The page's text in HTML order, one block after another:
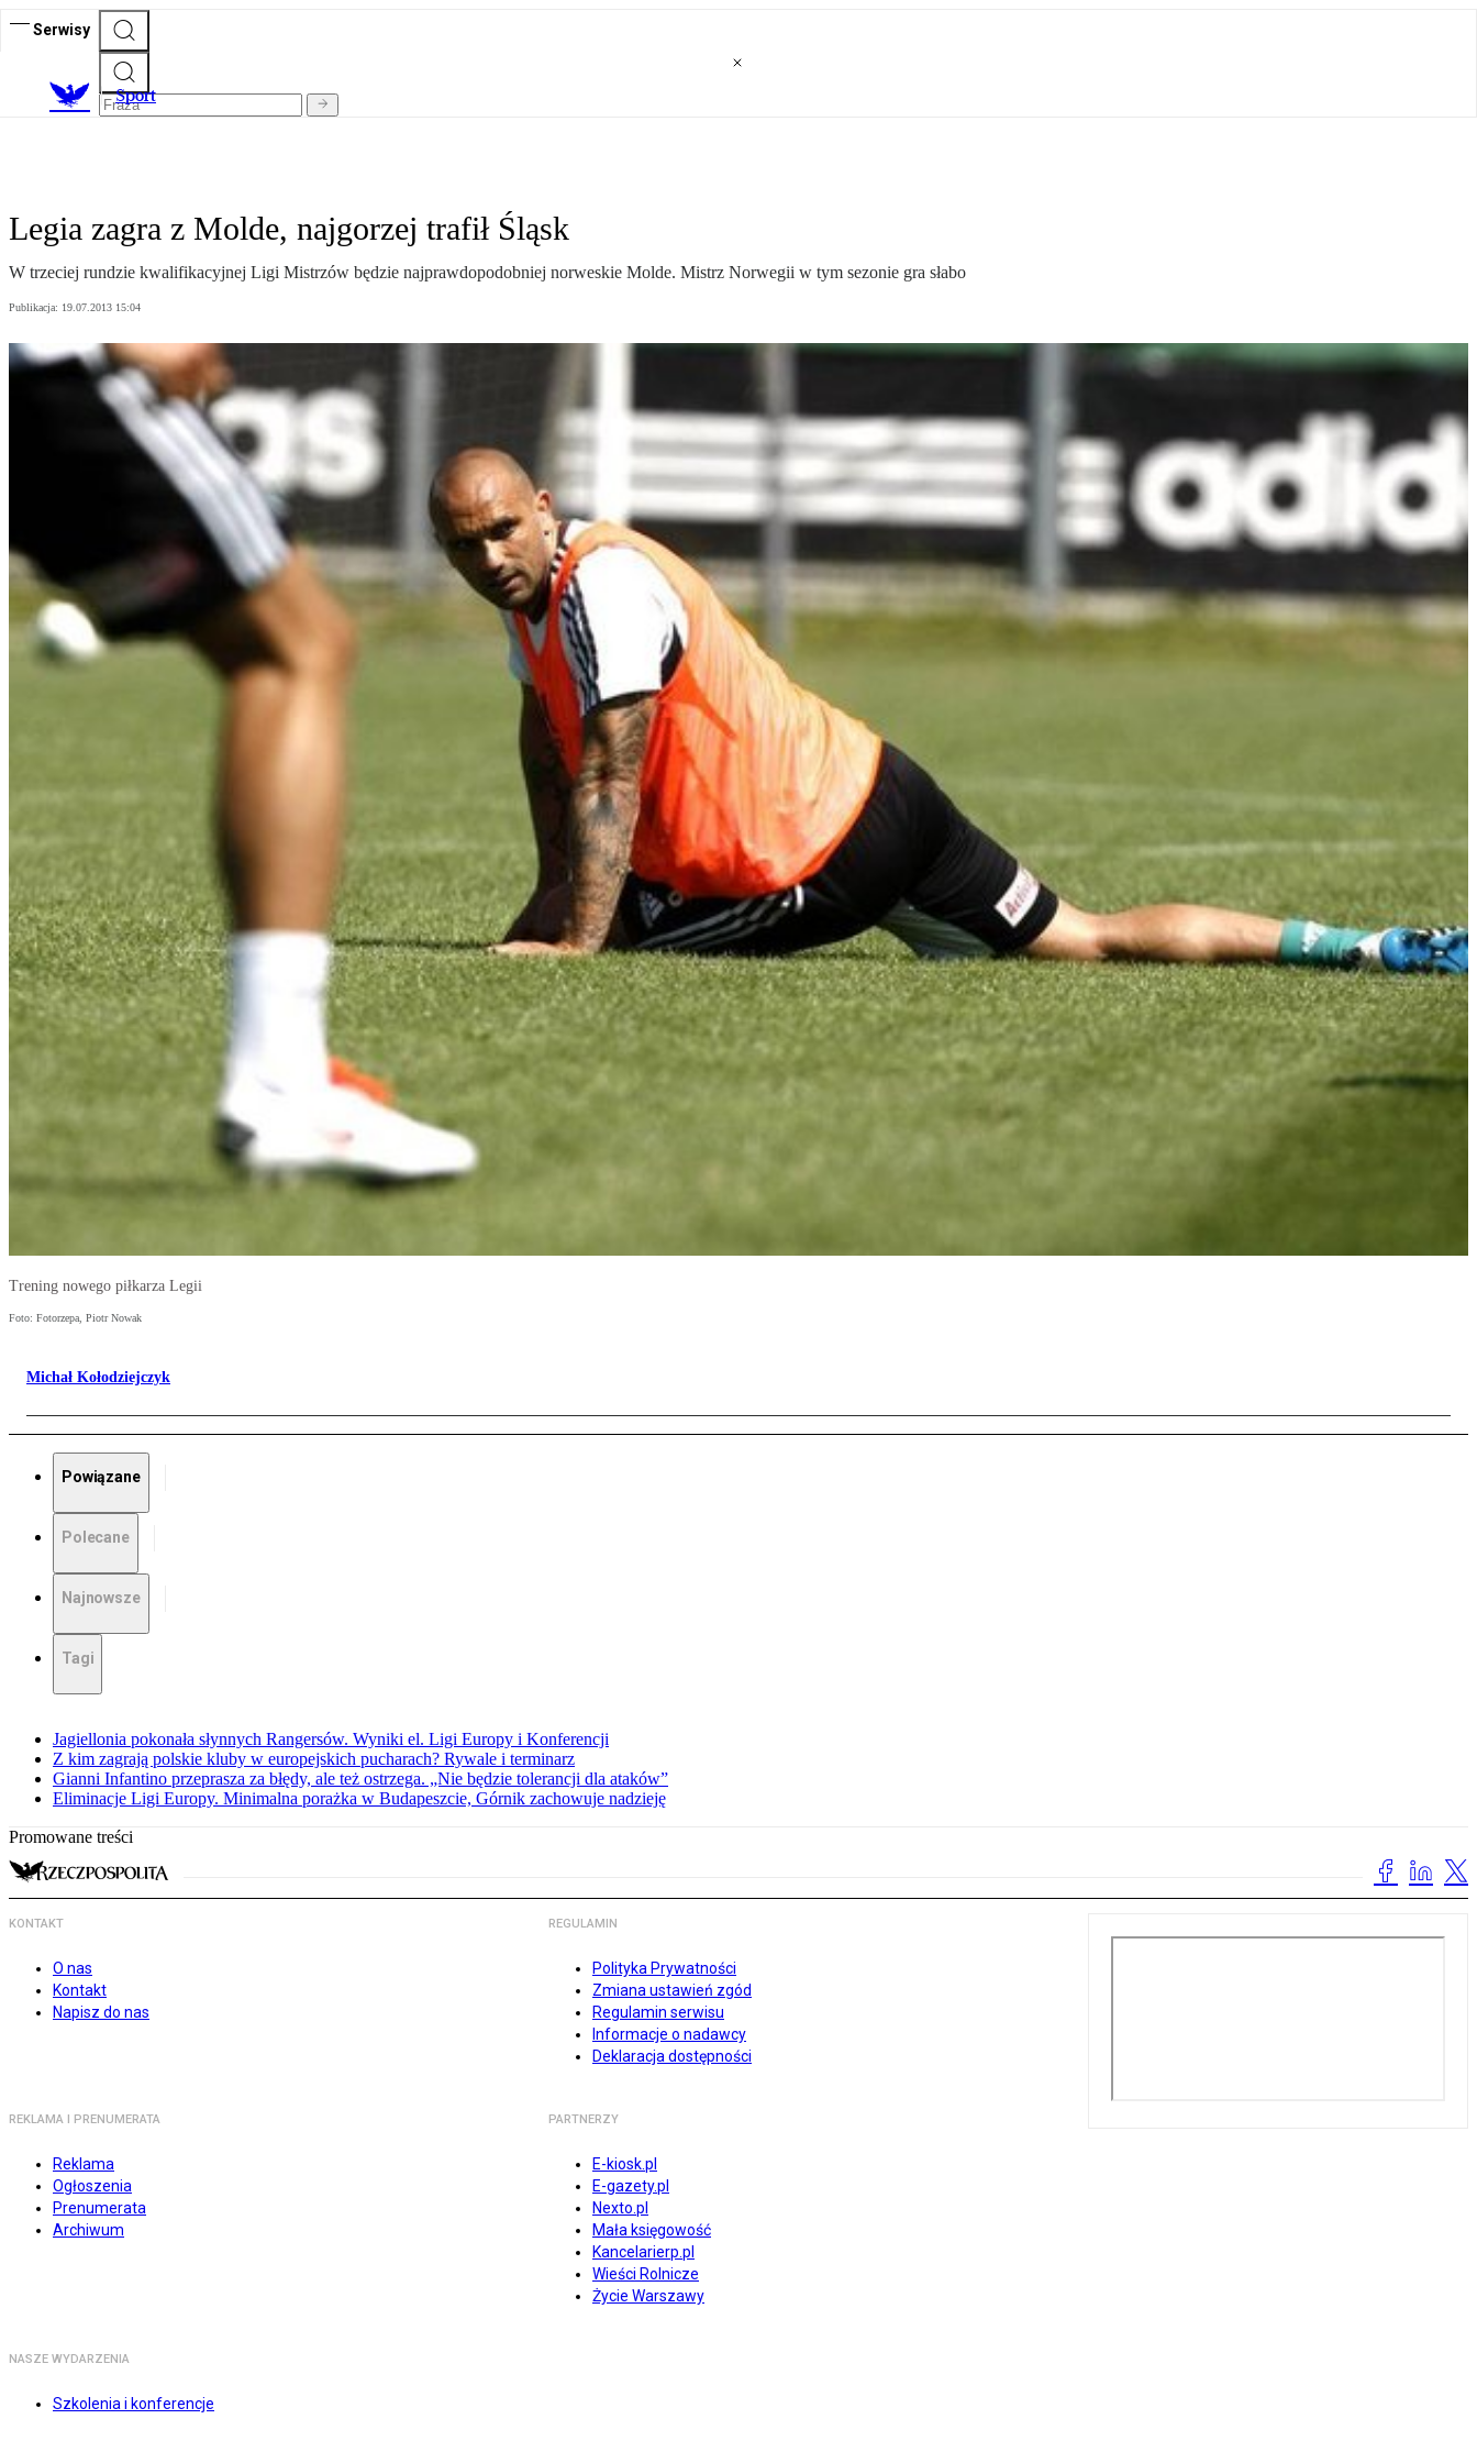
Serwisy
Sport
Legia zagra z Molde, najgorzej trafił Śląsk
W trzeciej rundzie kwalifikacyjnej Ligi Mistrzów będzie najprawdopodobniej norweskie Molde. Mistrz Norwegii w tym sezonie gra słabo
Publikacja: 19.07.2013 15:04
Trening nowego piłkarza Legii
Foto: Fotorzepa, Piotr Nowak
Michał Kołodziejczyk
Powiązane
Polecane
Najnowsze
Tagi
Jagiellonia pokonała słynnych Rangersów. Wyniki el. Ligi Europy i Konferencji
Z kim zagrają polskie kluby w europejskich pucharach? Rywale i terminarz
Gianni Infantino przeprasza za błędy, ale też ostrzega. „Nie będzie tolerancji dla ataków”
Eliminacje Ligi Europy. Minimalna porażka w Budapeszcie, Górnik zachowuje nadzieję
Promowane treści
KONTAKT
O nas
Kontakt
Napisz do nas
REGULAMIN
Polityka Prywatności
Zmiana ustawień zgód
Regulamin serwisu
Informacje o nadawcy
Deklaracja dostępności
REKLAMA I PRENUMERATA
Reklama
Ogłoszenia
Prenumerata
Archiwum
PARTNERZY
E-kiosk.pl
E-gazety.pl
Nexto.pl
Mała księgowość
Kancelarierp.pl
Wieści Rolnicze
Życie Warszawy
NASZE WYDARZENIA
Szkolenia i konferencje